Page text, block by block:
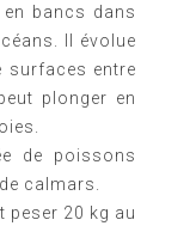
bancs dans
Il évolue
surfaces entre
plonger en
de poissons
calmars.
peser 20 kg au